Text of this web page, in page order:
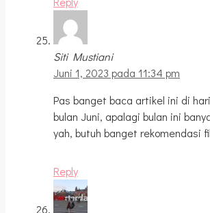
Siti Mustiani
Juni 1, 2023 pada 11:34 pm
Pas banget baca artikel ini di
bulan Juni, apalagi bulan ini
yah, butuh banget rekomendasi
Reply